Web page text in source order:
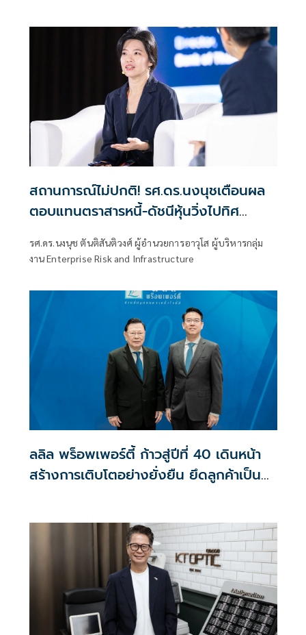
สถานการณ์ไม่ปกติ! รศ.ดร.นงนุชเตือนผล
ตอบแทนตราสารหนี้-ดัชนีหุ้นวิ่งไปทิศ
รศ.ดร.นงนุช ตันติสันติวงศ์ ผู้อำนวยการอาวุโส ผู้บริหารกลุ่ม
งาน Enterprise Risk and Infrastructure
ลลิล พร็อพเพอร์ตี้ ก้าวสู่ปีที่ 40 เดินหน้า
สร้างการเติบโตอย่างยั่งยืน ยึดลูกค้าเป็น